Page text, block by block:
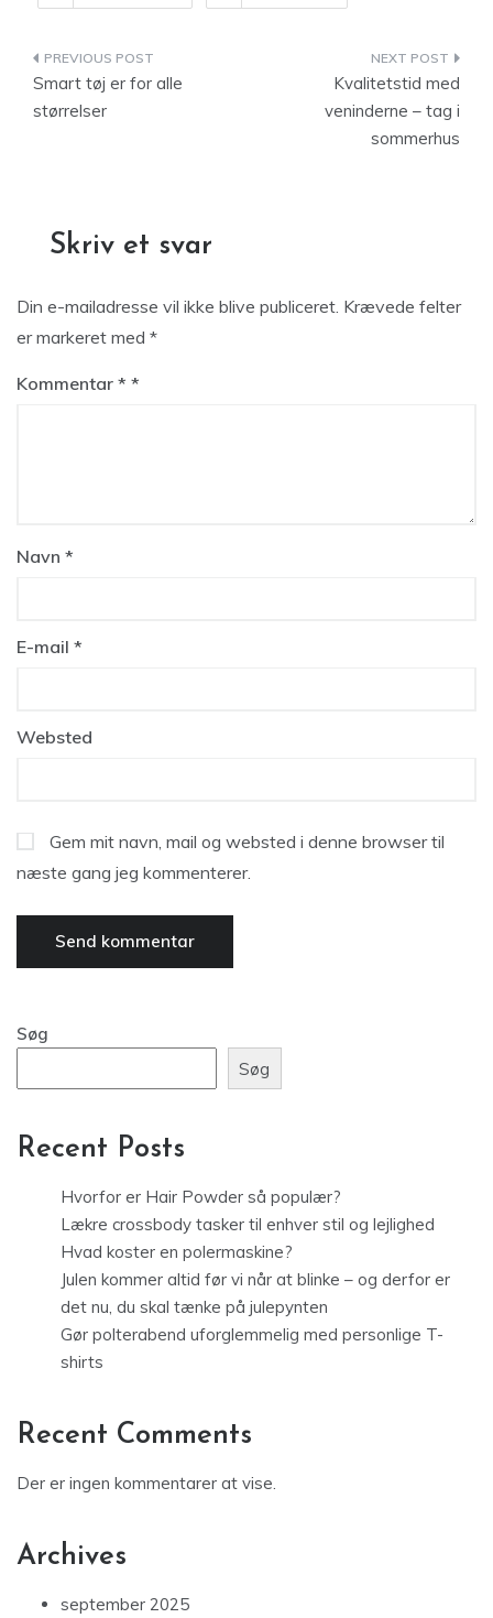
Indlægsnavigation
Smart tøj er for alle
størrelser
Kvalitetstid med
veninderne – tag i
sommerhus
Skriv et svar
Din e-mailadresse vil ikke blive publiceret. Krævede felter
er markeret med *
Kommentar *
Navn *
E-mail *
Websted
Gem mit navn, mail og websted i denne browser til
næste gang jeg kommenterer.
Søg
Søg
Recent Posts
Hvorfor er Hair Powder så populær?
Lækre crossbody tasker til enhver stil og lejlighed
Hvad koster en polermaskine?
Julen kommer altid før vi når at blinke – og derfor er
det nu, du skal tænke på julepynten
Gør polterabend uforglemmelig med personlige T-
shirts
Recent Comments
Der er ingen kommentarer at vise.
Archives
september 2025